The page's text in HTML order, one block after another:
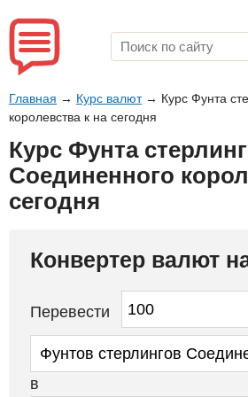
Главная → Курс валют→ Курс Фунта
королевства к на сегодня
Курс Фунта
Соединенного
сегодня
Конвертер валют
Перевести
в